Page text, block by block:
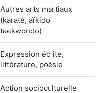
Autres arts martiaux
(karaté, aïkido,
taekwondo)
Expression écrite,
littérature, poésie
Action socioculturelle